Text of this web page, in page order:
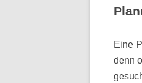
Eine
denn